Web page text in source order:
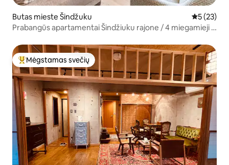
Butas mieste Šindžuku Vidutinis
5 (23)
Prabangūs apartamentai Šindžiuku rajone / 4 miegamieji /
Svečių mėgstamiausias
Mėgstamas svečių